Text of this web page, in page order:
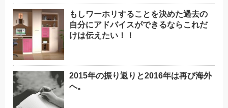
もしワーホリすることを決めた過去の
自分にアドバイスができるならこれだ
けは伝えたい！！
2015年の振り返りと2016年は再び海外
へ。